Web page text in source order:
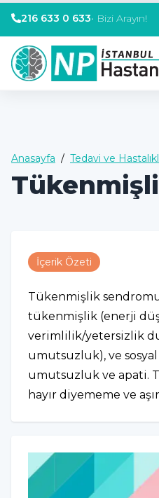
216 633 0 633• Bizi Arayın!
Anasayfa / Tedavi ve
İçerik Özeti
Tükenmişlik
tükenmişlik (enerji
verimlilik/yetersizlik
umutsuzluk), ve
umutsuzluk ve apati.
hayır diyememe ve